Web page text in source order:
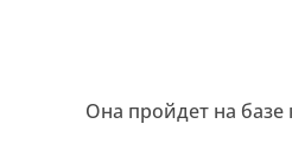
Она пройдет на